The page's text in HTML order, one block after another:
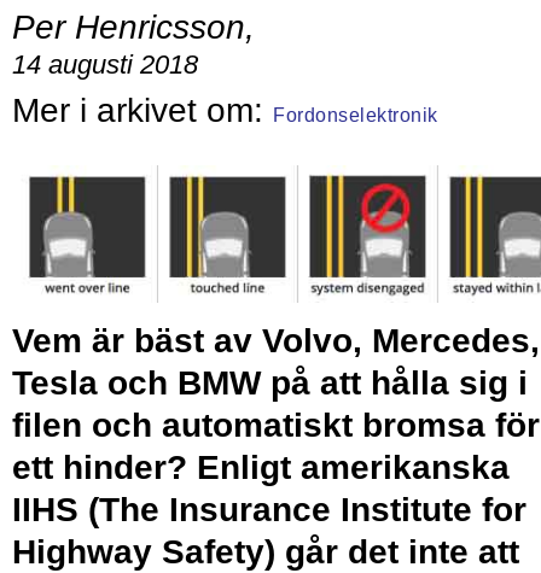
Per Henricsson,
14 augusti 2018
Fordonselektronik
Vem är bäst av Volvo, Mercedes,
Tesla och BMW på att hålla sig i
filen och automatiskt bromsa för
ett hinder? Enligt amerikanska
IIHS (The Insurance Institute for
Highway Safety) går det inte att